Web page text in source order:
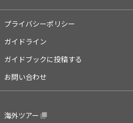
プライバシーポリシー
ガイドライン
ガイドブックに投稿する
お問い合わせ
海外ツアー